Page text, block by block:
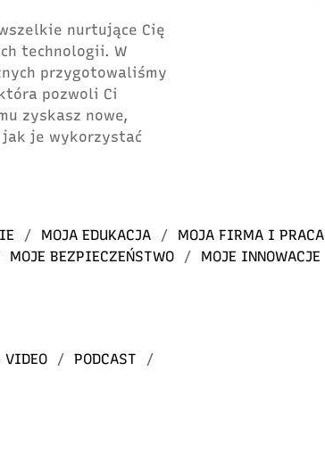
nurtujące Cię
technologii. W
przygotowaliśmy
pozwoli Ci
zyskasz nowe,
je wykorzystać
/ MOJA EDUKACJA / MOJA FIRMA I PRACA
MOJE BEZPIECZEŃSTWO / MOJE INNOWACJE
VIDEO / PODCAST
/